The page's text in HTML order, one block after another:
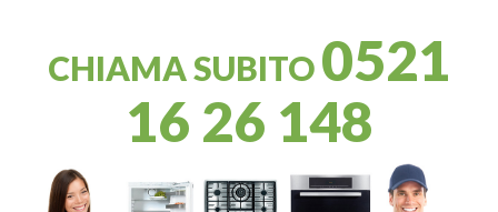
CHIAMA SUBITO0521
16 26 148